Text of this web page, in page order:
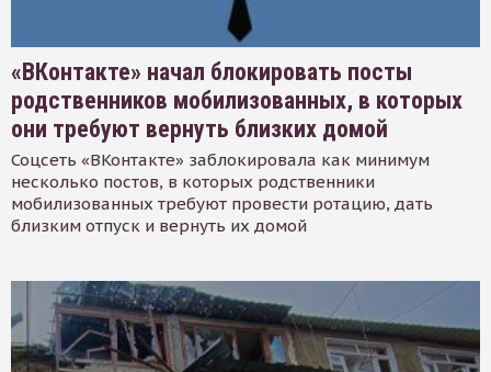
«ВКонтакте» начал блокировать посты
родственников мобилизованных, в которых
они требуют вернуть близких домой
Соцсеть «ВКонтакте» заблокировала как минимум
несколько постов, в которых родственники
мобилизованных требуют провести ротацию, дать
близким отпуск и вернуть их домой